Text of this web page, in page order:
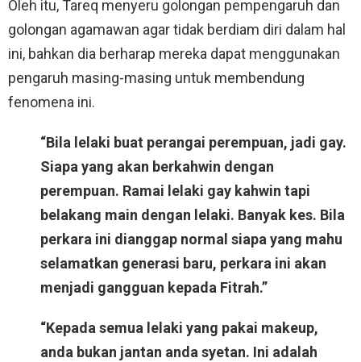
Oleh itu, Tareq menyeru golongan pempengaruh dan
golongan agamawan agar tidak berdiam diri dalam hal
ini, bahkan dia berharap mereka dapat menggunakan
pengaruh masing-masing untuk membendung
fenomena ini.
“Bila lelaki buat perangai perempuan, jadi gay.
Siapa yang akan berkahwin dengan
perempuan. Ramai lelaki gay kahwin tapi
belakang main dengan lelaki. Banyak kes. Bila
perkara ini dianggap normal siapa yang mahu
selamatkan generasi baru, perkara ini akan
menjadi gangguan kepada Fitrah.”
“Kepada semua lelaki yang pakai makeup,
anda bukan jantan anda syetan. Ini adalah